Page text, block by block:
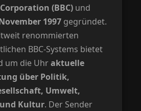
(BBC) und
1997 gegründet.
renommierten
BBC-Systems bietet
um die Uhraktuelle
über Politik,
Umwelt,
Kultur. Der Sender